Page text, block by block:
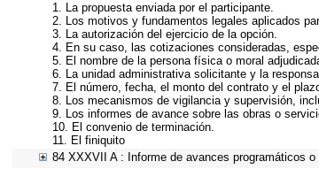
1. La propuesta enviada por el participante.
2. Los motivos y fundamentos legales aplicados
3. La autorización del ejercicio de la opción.
4. En su caso, las cotizaciones consideradas,
5. El nombre de la persona física o moral
6. La unidad administrativa solicitante y la
7. El número, fecha, el monto del contrato y el
8. Los mecanismos de vigilancia y supervisión,
9. Los informes de avance sobre las obras o
10. El convenio de terminación.
11. El finiquito
84 XXXVII A : Informe de avances programáticos